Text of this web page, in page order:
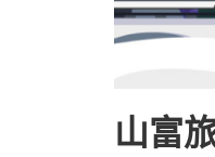
山富